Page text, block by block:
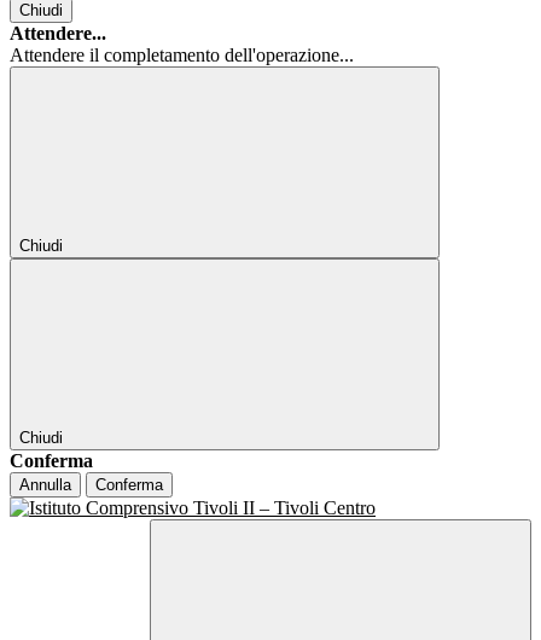
Chiudi
Attendere...
Attendere il completamento dell'operazione...
Chiudi
Chiudi
Conferma
Annulla Conferma